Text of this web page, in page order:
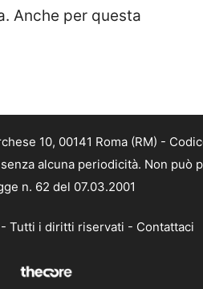
Anche per questa
10, 00141 Roma (RM) -
alcuna periodicità. Non
n. 62 del 07.03.2001
Tutti i diritti riservati - Contattaci